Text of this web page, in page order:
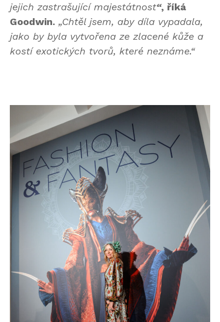
jejich zastrašující majestátnost“, říká
Goodwin. „Chtěl jsem, aby díla vypadala,
jako by byla vytvořena ze zlacené kůže a
kostí exotických tvorů, které neznáme.“